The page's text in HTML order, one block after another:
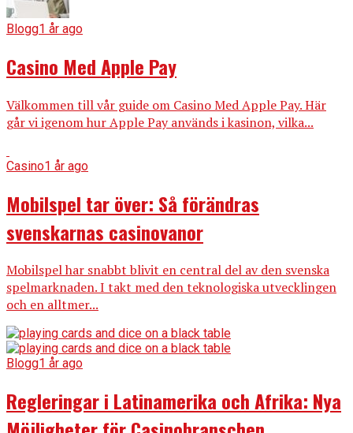
Blogg1 år ago
Casino Med Apple Pay
Välkommen till vår guide om Casino Med Apple Pay. Här
går vi igenom hur Apple Pay används i kasinon, vilka...
Casino1 år ago
Mobilspel tar över: Så förändras
svenskarnas casinovanor
Mobilspel har snabbt blivit en central del av den svenska
spelmarknaden. I takt med den teknologiska utvecklingen
och en alltmer...
Blogg1 år ago
Regleringar i Latinamerika och Afrika: Nya